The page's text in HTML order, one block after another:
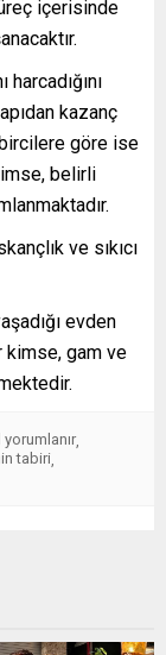
içerisinde
harcadığını
kazanç
göre ise
belirli
ve sıkıcı
evden
kimse, gam ve
tabiri